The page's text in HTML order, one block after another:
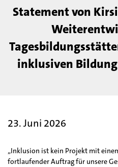
Statement von
inklusiven
23. Juni 2026
„Inklusion ist kein Projekt mit
fortlaufender Auftrag für unsere